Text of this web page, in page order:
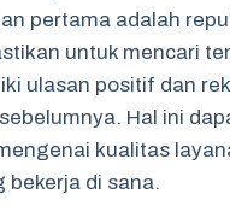
pertama adalah
untuk mencari
ulasan positif dan
Hal ini
kualitas
bekerja di sana.